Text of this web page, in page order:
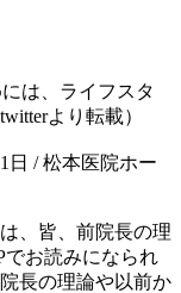
は、ライフスタ
より転載）
日 / 松本医院ホー
、皆、前院長の理
お読みになられ
長の理論や以前か